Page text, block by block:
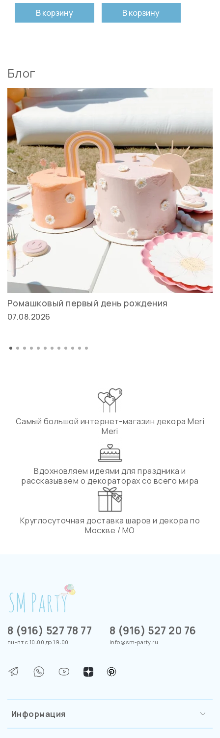
В корзину В корзину
Блог
Ромашковый первый день рождения
07.08.2026
Самый большой интернет-магазин декора Meri
Meri
Вдохновляем идеями для праздника и
рассказываем о декораторах со всего мира
Круглосуточная доставка шаров и декора по
Москве / МО
Информация
8 (916) 527 78 77
пн-пт с 10:00 до 19:00
8 (916) 527 20 76
info@sm-party.ru